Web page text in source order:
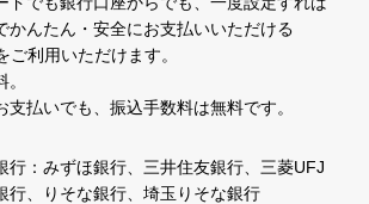
かんたん・安全にお支払いいただける
ご利用いただけます。
支払いでも、振込手数料は無料です。
：みずほ銀行、三井住友銀行、三菱UFJ
行、りそな銀行、埼玉りそな銀行